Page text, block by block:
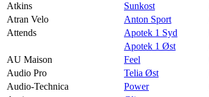
Atkins
Sunkost
Atran Velo
Anton Sport
Attends
Apotek 1 Syd
Apotek 1 Øst
AU Maison
Feel
Audio Pro
Telia Øst
Audio-Technica
Power